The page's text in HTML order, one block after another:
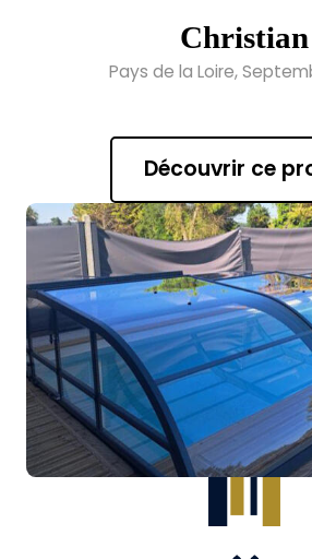
Christian
Pays de la Loire,
Découvrir ce